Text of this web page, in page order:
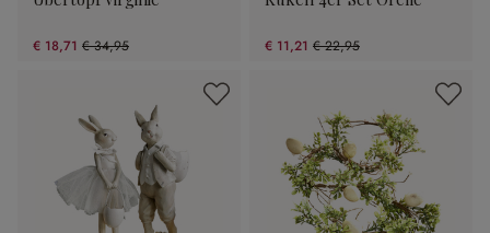
€ 18,71 € 34,95
(46.47% gespart) € 11,21 € 22,95
(51.15% gespart)